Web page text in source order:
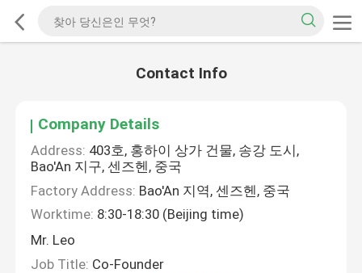
Contact Info
Company Details
Address: 403호, 홍하이 상가 건물, 송강 도시,
Bao'An 지구, 센즈헨, 중국
Factory Address: Bao'An 지역, 센즈헨, 중국
Worktime: 8:30-18:30 (Beijing time)
Mr. Leo
Job Title: Co-Founder